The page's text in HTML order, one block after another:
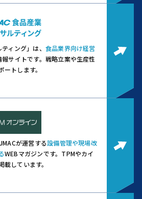
ィング」は、 食品業界向け経営
サイトです。 戦略立案や生産性
トします。
が運営する設備管理や現場改
WEBマガジンです。 TPMやカイ
しています。